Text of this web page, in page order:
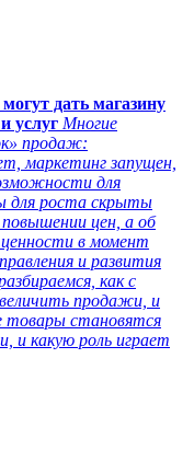
дать магазину
услуг Многие
продаж:
маркетинг запущен,
для
для роста скрыты
цен, а об
в момент
и развития
как с
продажи, и
товары становятся
и какую роль играет